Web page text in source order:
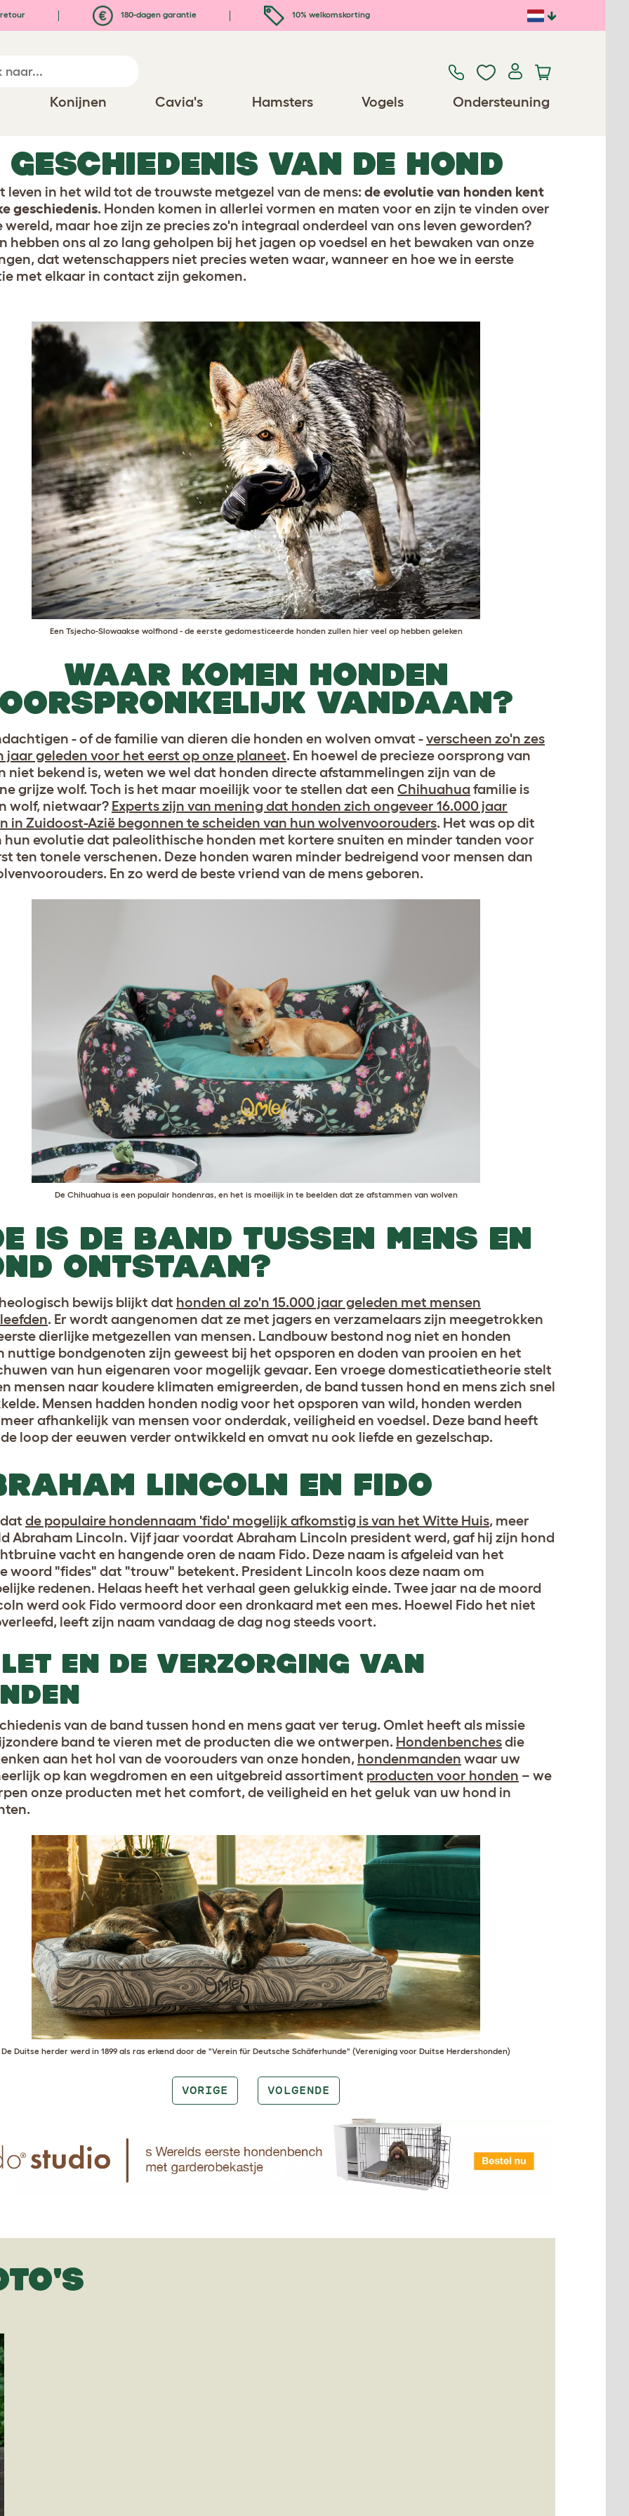
180-dagen garantie 10% welkomskorting
Konijnen Cavia's Hamsters Vogels Ondersteuning
GESCHIEDENIS VAN DE HOND
leven in het wild tot de trouwste metgezel van de mens: de evolutie van honden kent
geschiedenis. Honden komen in allerlei vormen en maten voor en zijn te vinden over
wereld, maar hoe zijn ze precies zo'n integraal onderdeel van ons leven geworden?
hebben ons al zo lang geholpen bij het jagen op voedsel en het bewaken van onze
dat wetenschappers niet precies weten waar, wanneer en hoe we in eerste
met elkaar in contact zijn gekomen.
Een Tsjecho-Slowaakse wolfhond - de eerste gedomesticeerde honden zullen hier veel op hebben geleken
WAAR KOMEN HONDEN
VANDAAN?
- of de familie van dieren die honden en wolven omvat -verscheen zo'n zes
jaar geleden voor het eerst op onze planeet. En hoewel de precieze oorsprong van
niet bekend is, weten we wel dat honden directe afstammelingen zijn van de
grijze wolf. Toch is het maar moeilijk voor te stellen dat een Chihuahua familie is
wolf, nietwaar? Experts zijn van mening dat honden zich ongeveer 16.000 jaar
in Zuidoost-Azië begonnen te scheiden van hun wolvenvoorouders. Het was op dit
hun evolutie dat paleolithische honden met kortere snuiten en minder tanden voor
ten tonele verschenen. Deze honden waren minder bedreigend voor mensen dan
En zo werd de beste vriend van de mens geboren.
De Chihuahuais een populair hondenras, en het is moeilijk in te beelden dat ze afstammen van wolven
IS DE BAND TUSSEN MENS EN
ONTSTAAN?
bewijs blijkt dat honden al zo'n 15.000 jaar geleden met mensen
. Er wordt aangenomen dat ze met jagers en verzamelaars zijn meegetrokken
dierlijke metgezellen van mensen. Landbouw bestond nog niet en honden
nuttige bondgenoten zijn geweest bij het opsporen en doden van prooien en het
van hun eigenaren voor mogelijk gevaar. Een vroege domesticatietheorie stelt
mensen naar koudere klimaten emigreerden, de band tussen hond en mens zich snel
Mensen hadden honden nodig voor het opsporen van wild, honden werden
afhankelijk van mensen voor onderdak, veiligheid en voedsel. Deze band heeft
loop der eeuwen verder ontwikkeld en omvat nu ook liefde en gezelschap.
LINCOLN EN FIDO
de populaire hondennaam 'fido' mogelijk afkomstig is van het Witte Huis, meer
Abraham Lincoln. Vijf jaar voordat Abraham Lincoln president werd, gaf hij zijn hond
vacht en hangende oren de naam Fido. Deze naam is afgeleid van het
woord "fides" dat "trouw" betekent. President Lincoln koos deze naam om
redenen. Helaas heeft het verhaal geen gelukkig einde. Twee jaar na de moord
werd ook Fido vermoord door een dronkaard met een mes. Hoewel Fido het niet
leeft zijn naam vandaag de dag nog steeds voort.
EN DE VERZORGING VAN
van de band tussen hond en mens gaat ver terug. Omlet heeft als missie
band te vieren met de producten die we ontwerpen. Hondenbenchesdie
aan het hol van de voorouders van onze honden, hondenmanden waar uw
op kan wegdromen en een uitgebreid assortiment producten voor honden − we
onze producten met het comfort, de veiligheid en het geluk van uw hond in
De Duitse herder werd in 1899 als ras erkend door de "Verein für Deutsche Schäferhunde" (Vereniging voor Duitse Herdershonden)
VORIGE VOLGENDE